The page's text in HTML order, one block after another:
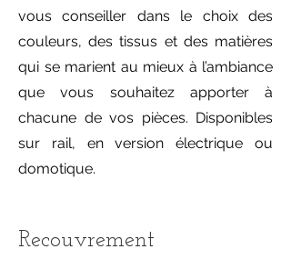
vous conseiller dans le choix des
couleurs, des tissus et des matières
qui se marient au mieux à l’ambiance
que vous souhaitez apporter à
chacune de vos pièces. Disponibles
sur rail, en version électrique ou
domotique.
Recouvrement